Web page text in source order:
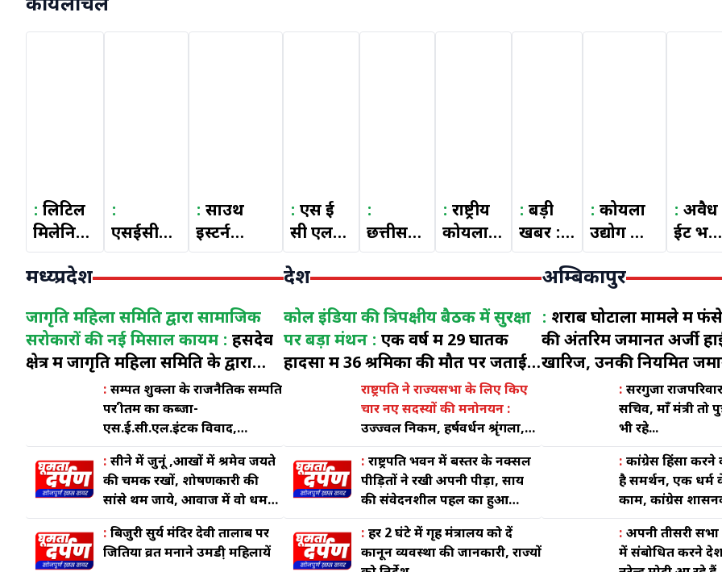
कोयलांचल
: लिटिल
मिलेनियम
व
अलास्का
स्कूल में
हर्षोल्लास
के साथ
हुआ
सफल
आयोजन
:
एसईसीएल
हसदेव कि
क्षेत्र के
महाप्रबंधक
संजय
मिश्रा के
कारनामो
का
खुलासा
होने लगा
: साउथ
इस्टर्न
कोलफील्ड्स
लिमिटेड मे
मजदूरों के
कैरियर ग्रोथ
और नयी
भर्तीयों मे
क्यों आ रही
है रूकावटें-
अख़्तर
जावेद
उस्मानी
: एस ई
सी एल
ठेका
मजदूरों के
सिलिप
फर्जीवाड़ा
वेस्ट जे के
गेट
मीटिंग में
किया
गया
खुलासा,
:
छत्तीसगढ़
उच्च
न्यायालय
मजदूर
सभा के
याचिका
मे
हस्तक्षेप
की
अनुमति
देते हुये
वेतन
समझौता
११ को
: राष्ट्रीय
कोयला
वेतन
समझौता
रोक
लगाने के
लिये कोल
इंडिया
लिमिटेड
के
अधिकारी
वर्ग ने
जबलपुर
मध्यप्रदेश
और
: बड़ी
खबर :
CIL
चेयरमैन
प्रयास
लाया
रंग, नया
वेतनमान
करने का
आदेश
हुआ
: कोयला
उद्योग की
नई
टेक्नालॉजी
व्यवस्था में
जुटे हजारों
कोयला
मजदूरों का
शोषण -
अख़्तर
जावेद
उस्मानी
: अवैध
ईट भट्टों
की
वजह से
मिनट
टन
कोयले
का
उत्पादन
मध्य्प्रदेश
जागृति महिला समिति द्वारा सामाजिक
सरोकारों की नई मिसाल कायम : हसदेव
क्षेत्र में जागृति महिला समिति के द्वारा
महिला सशक्तिकरण एवं कौशल विकास
को मिली नई उड़ान
: सम्पत शुक्ला के राजनैतिक सम्पति
पर प्रीतम का कब्जा-
एस.ई.सी.एल.इंटक विवाद,
गोपालनारायण के लिये चक्रव्यु रचने
में लगे है सम्पत.....!
: सीने में जुनूं ,आखों में श्रमेव जयते
की चमक रखों, शोषणकारी की
सांसे थम जाये, आवाज में वो धमक
रखों- विक्रमा सिंह
: बिजुरी सुर्य मंदिर देवी तालाब पर
जितिया व्रत मनाने उमडी़ महिलायें
देश
कोल इंडिया की त्रिपक्षीय बैठक में सुरक्षा
पर बड़ा मंथन : एक वर्ष में 29 घातक
हादसों में 36 श्रमिकों की मौत पर जताई
गहरी चिंता, दोषियों पर कार्रवाई करे
-अख्तर जावेद उस्मानी
राष्ट्रपति ने राज्यसभा के लिए किए
चार नए सदस्यों की मनोनयन :
उज्ज्वल निकम, हर्षवर्धन श्रृंगला,
डॉ. मीनाक्षी जैन और सी. सदानंदन
मास्टर को मिली जगह
: राष्ट्रपति भवन में बस्तर के नक्सल
पीड़ितों ने रखी अपनी पीड़ा, साय
की संवेदनशील पहल का हुआ
उल्लेख
: हर 2 घंटे में गृह मंत्रालय को दें
कानून व्यवस्था की जानकारी, राज्यों
अम्बिकापुर
: शराब घोटाला मामले में
की अंतरिम जमानत अर्जी
खारिज, उनकी नियमित जमानत अर्जी पर
मामले की अंतिम सुनवाई
रखने के निर्देश
: सरगुजा
सचिव, माँ मंत्री तो
भी रहे...
: कांग्रेस हिंसा करने
है समर्थन, एक धर्म
काम, कांग्रेस
हुए भ्रष्टाचार -
: अपनी तीसरी
में संबोधित करने देश